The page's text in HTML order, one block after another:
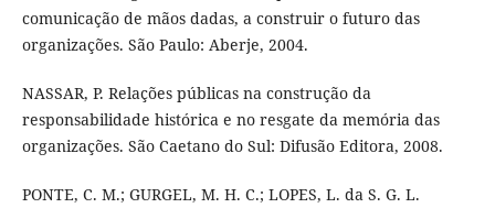
comunicação de mãos dadas, a construir o futuro das
organizações. São Paulo: Aberje, 2004.
NASSAR, P. Relações públicas na construção da
responsabilidade histórica e no resgate da memória das
organizações. São Caetano do Sul: Difusão Editora, 2008.
PONTE, C. M.; GURGEL, M. H. C.; LOPES, L. da S. G. L.